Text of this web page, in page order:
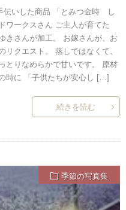
伝いした商品 「とみつ金時 し
ワークスさん ご主人が育てた
きさんが加工。 お嫁さんが、お
クエスト。 蒸しではなくて、
とりなめらかで甘いです。 原材
時に 「子供たちが安心し […]
続きを読む
季節の写真集